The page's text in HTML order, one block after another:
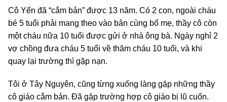
Cô Yến đã “cắm bản” được 13 năm. Có 2 con, ngoài cháu
bé 5 tuổi phải mang theo vào bản cùng bố mẹ, thầy cô còn
một cháu nữa 10 tuổi được gửi ở nhà ông bà. Ngày nghỉ 2
vợ chồng đưa cháu 5 tuổi về thăm cháu 10 tuổi, và khi
quay lại trường thì gặp nạn.
Tôi ở Tây Nguyên, cũng từng xuống làng gặp những thầy
cô giáo cắm bản. Đã gặp trường hợp cô giáo bị lũ cuốn.